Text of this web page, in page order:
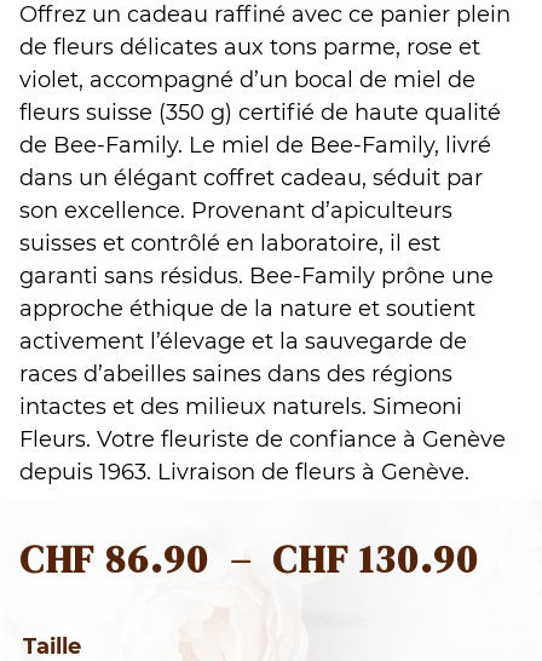
Offrez un cadeau raffiné avec ce panier plein
de fleurs délicates aux tons parme, rose et
violet, accompagné d’un bocal de miel de
fleurs suisse (350 g) certifié de haute qualité
de Bee-Family. Le miel de Bee-Family, livré
dans un élégant coffret cadeau, séduit par
son excellence. Provenant d’apiculteurs
suisses et contrôlé en laboratoire, il est
garanti sans résidus. Bee-Family prône une
approche éthique de la nature et soutient
activement l’élevage et la sauvegarde de
races d’abeilles saines dans des régions
intactes et des milieux naturels. Simeoni
Fleurs. Votre fleuriste de confiance à Genève
depuis 1963. Livraison de fleurs à Genève.
CHF 86.90 – CHF 130.90
Taille